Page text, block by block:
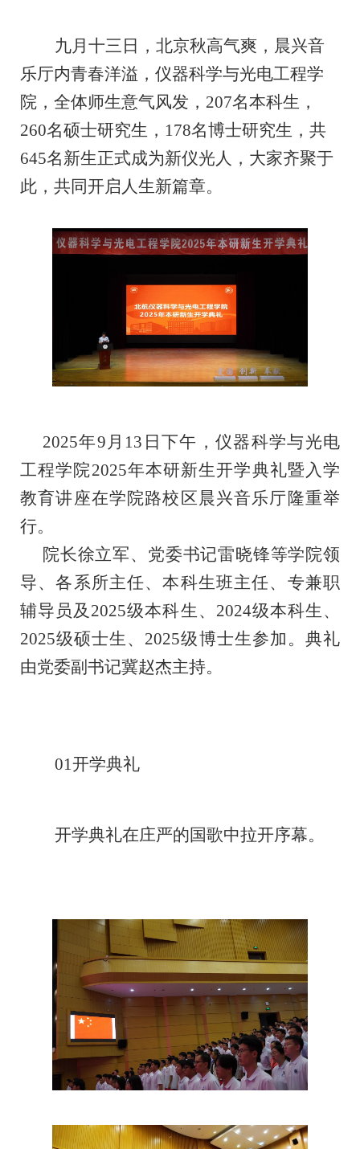
九月十三日，北京秋高气爽， 晨兴音
乐厅内青春洋溢 ， 仪器科学与光电工程学
院 ， 全体师生意气风发 ， 207名本科生 ，
260名硕士研究生 ， 178名博士研究生 ， 共
645名新生正式成为新仪光人 ， 大家齐聚于
此，共同开启人生新篇章。
2025年9月13日下午，仪器科学与光电
工程学院2025年本研新生开学典礼暨入学
教育讲座在学院路校区晨兴音乐厅隆重举
行。
院长徐立军、党委书记雷晓锋等学院领
导、各系所主任、本科生班主任、专兼职
辅导员及2025级本科生、2024级本科生、
2025级硕士生、2025级博士生参加。典礼
由党委副书记冀赵杰主持。
01开学典礼
开学典礼在庄严的国歌中拉开序幕。